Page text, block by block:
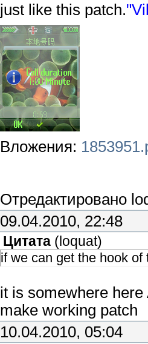
just like this patch.
Вложения:
Отредактировано
09.04.2010, 22:48
Цитата ( loquat)
if we can get the hook of
it is somewhere
make working patch
10.04.2010, 05:04